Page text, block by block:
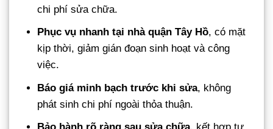
chi phí sửa chữa.
Phục vụ nhanh tại nhà quận Tây Hồ, có mặt
kịp thời, giảm gián đoạn sinh hoạt và công
việc.
Báo giá minh bạch trước khi sửa, không
phát sinh chi phí ngoài thỏa thuận.